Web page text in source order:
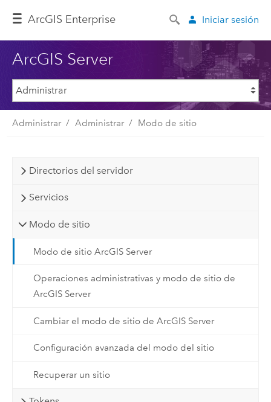
ArcGIS Enterprise Iniciar sesión
ArcGIS Server
Administrar Administrar Modo de sitio
Directorios del servidor
Servicios
Modo de sitio
Modo de sitio ArcGIS Server
Operaciones administrativas y modo de sitio de
ArcGIS Server
Cambiar el modo de sitio de ArcGIS Server
Configuración avanzada del modo del sitio
Recuperar un sitio